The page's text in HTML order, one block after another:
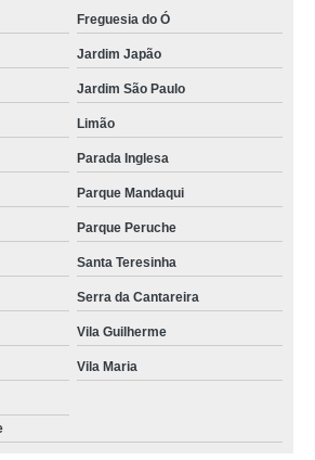
Freguesia do Ó
Jardim Japão
Jardim São Paulo
Limão
Parada Inglesa
Parque Mandaqui
Parque Peruche
Santa Teresinha
Serra da Cantareira
Vila Guilherme
Vila Maria